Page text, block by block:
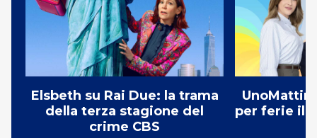
Elsbeth su Rai Due: la trama
della terza stagione del
crime CBS
per ferie il